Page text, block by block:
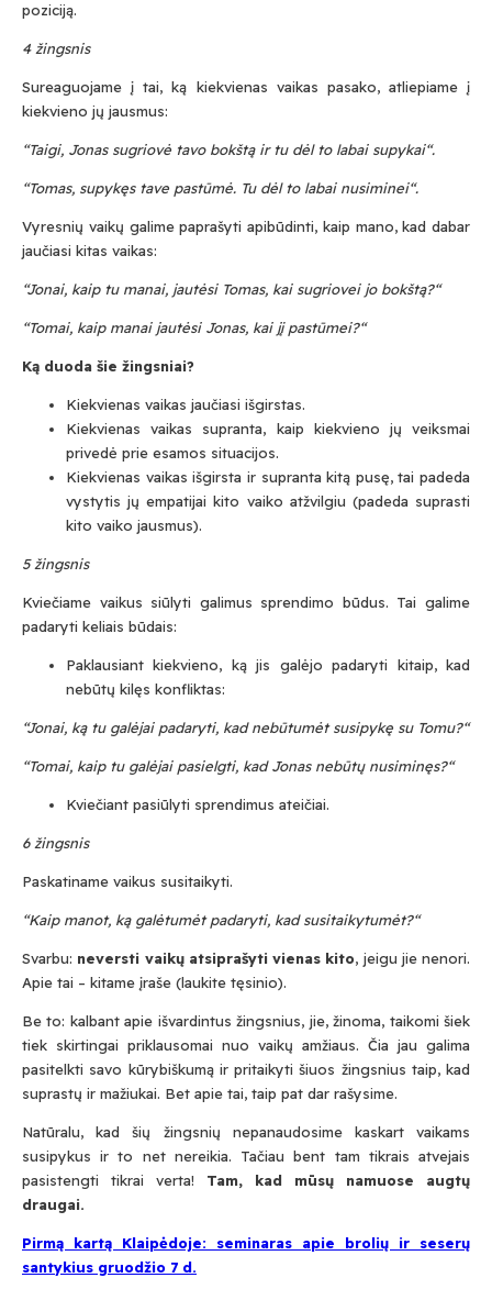
poziciją.
4 žingsnis
Sureaguojame į tai, ką kiekvienas vaikas pasako, atliepiame į
kiekvieno jų jausmus:
“Taigi, Jonas sugriovė tavo bokštą ir tu dėl to labai supykai“.
“Tomas, supykęs tave pastūmė. Tu dėl to labai nusiminei“.
Vyresnių vaikų galime paprašyti apibūdinti, kaip mano, kad dabar
jaučiasi kitas vaikas:
“Jonai, kaip tu manai, jautėsi Tomas, kai sugriovei jo bokštą?“
“Tomai, kaip manai jautėsi Jonas, kai jį pastūmei?“
Ką duoda šie žingsniai?
Kiekvienas vaikas jaučiasi išgirstas.
Kiekvienas vaikas supranta, kaip kiekvieno jų veiksmai
privedė prie esamos situacijos.
Kiekvienas vaikas išgirsta ir supranta kitą pusę, tai padeda
vystytis jų empatijai kito vaiko atžvilgiu (padeda suprasti
kito vaiko jausmus).
5žingsnis
Kviečiame vaikus siūlyti galimus sprendimo būdus. Tai galime
padaryti keliais būdais:
Paklausiant kiekvieno, ką jis galėjo padaryti kitaip, kad
nebūtų kilęs konfliktas:
“Jonai, ką tu galėjai padaryti, kad nebūtumėt susipykę su Tomu?“
“Tomai, kaip tu galėjai pasielgti, kad Jonas nebūtų nusiminęs?“
Kviečiant pasiūlyti sprendimus ateičiai.
6 žingsnis
Paskatiname vaikus susitaikyti.
“Kaip manot, ką galėtumėt padaryti, kad susitaikytumėt?“
Svarbu: neversti vaikų atsiprašyti vienas kito, jeigu jie nenori.
Apie tai – kitame įraše (laukite tęsinio).
Be to: kalbant apie išvardintus žingsnius, jie, žinoma, taikomi šiek
tiek skirtingai priklausomai nuo vaikų amžiaus. Čia jau galima
pasitelkti savo kūrybiškumą ir pritaikyti šiuos žingsnius taip, kad
suprastų ir mažiukai. Bet apie tai, taip pat dar rašysime.
Natūralu, kad šių žingsnių nepanaudosime kaskart vaikams
susipykus ir to net nereikia. Tačiau bent tam tikrais atvejais
pasistengti tikrai verta! Tam, kad mūsų namuose augtų
draugai.
Pirmą kartą Klaipėdoje: seminaras apie brolių ir seserų
santykius gruodžio 7 d.